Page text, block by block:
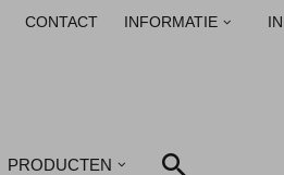
CONTACT INFORMATIE
PRODUCTEN